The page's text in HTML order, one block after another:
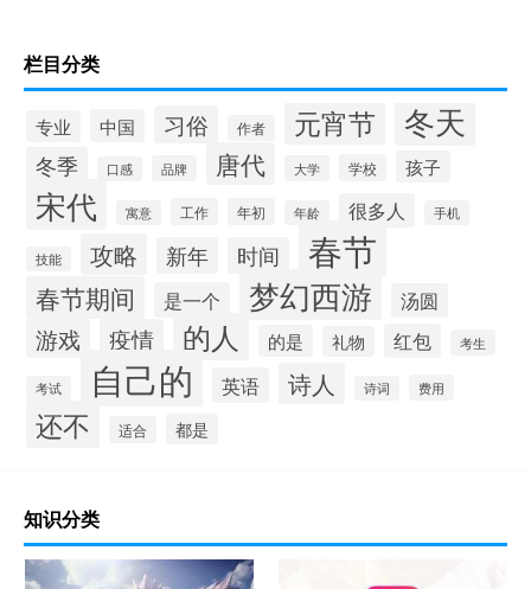
栏目分类
专业 中国 习俗 作者 元宵节 冬天
冬季 口感 品牌 唐代 大学 学校 孩子
宋代 寓意 工作 年初 年龄 很多人 手机
技能 攻略 新年 时间 春节
春节期间 是一个 梦幻西游 汤圆
游戏 疫情 的人 的是 礼物 红包 考生
考试 自己的 英语 诗人 诗词 费用
还不 适合 都是
知识分类